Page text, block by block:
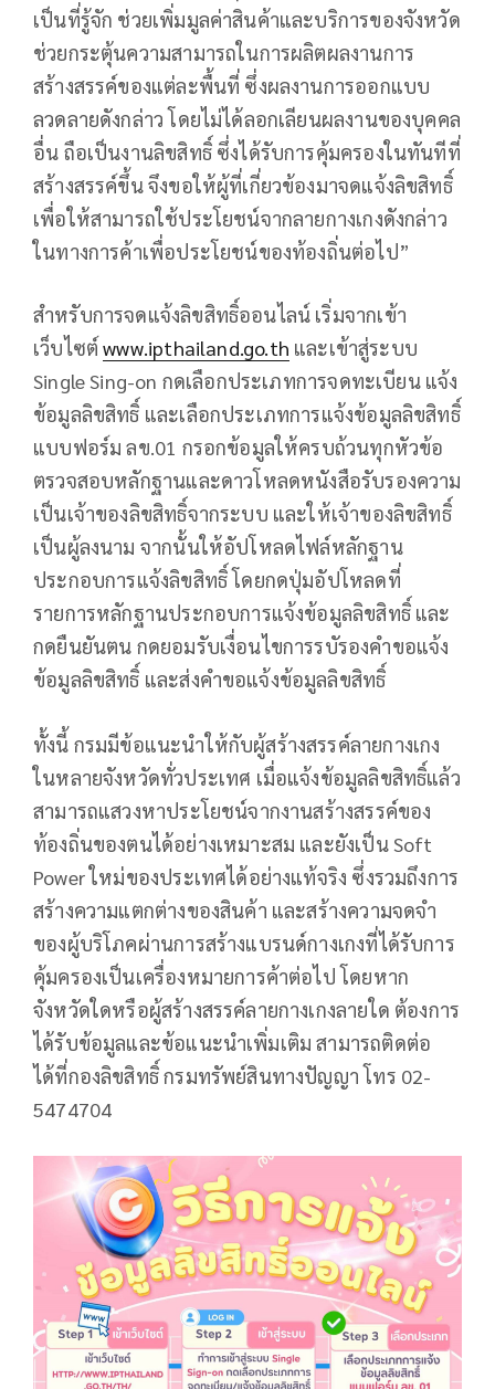
เป็นที่รู้จัก ช่วยเพิ่มมูลค่าสินค้าและบริการของจังหวัด
ช่วยกระตุ้นความสามารถในการผลิตผลงานการ
สร้างสรรค์ของแต่ละพื้นที่ ซึ่งผลงานการออกแบบ
ลวดลายดังกล่าว โดยไม่ได้ลอกเลียนผลงานของบุคคล
อื่น ถือเป็นงานลิขสิทธิ์ ซึ่งได้รับการคุ้มครองในทันทีที่
สร้างสรรค์ขึ้น จึงขอให้ผู้ที่เกี่ยวข้องมาจดแจ้งลิขสิทธิ์
เพื่อให้สามารถใช้ประโยชน์จากลายกางเกงดังกล่าว
ในทางการค้าเพื่อประโยชน์ของท้องถิ่นต่อไป”
สำหรับการจดแจ้งลิขสิทธิ์ออนไลน์ เริ่มจากเข้า
เว็บไซต์www.ipthailand.go.th และเข้าสู่ระบบ
Single Sing-on กดเลือกประเภทการจดทะเบียน แจ้ง
ข้อมูลลิขสิทธิ์ และเลือกประเภทการแจ้งข้อมูลลิขสิทธิ์
แบบฟอร์ม ลข.01 กรอกข้อมูลให้ครบถ้วนทุกหัวข้อ
ตรวจสอบหลักฐานและดาวโหลดหนังสือรับรองความ
เป็นเจ้าของลิขสิทธิ์จากระบบ และให้เจ้าของลิขสิทธิ์
เป็นผู้ลงนาม จากนั้นให้อัปโหลดไฟล์หลักฐาน
ประกอบการแจ้งลิขสิทธิ์ โดยกดปุ่มอัปโหลดที่
รายการหลักฐานประกอบการแจ้งข้อมูลลิขสิทธิ์ และ
กดยืนยันตน กดยอมรับเงื่อนไขการรบัรองคำขอแจ้ง
ข้อมูลลิขสิทธิ์ และส่งคำขอแจ้งข้อมูลลิขสิทธิ์
ทั้งนี้ กรมมีข้อแนะนำให้กับผู้สร้างสรรค์ลายกางเกง
ในหลายจังหวัดทั่วประเทศ เมื่อแจ้งข้อมูลลิขสิทธิ์แล้ว
สามารถแสวงหาประโยชน์จากงานสร้างสรรค์ของ
ท้องถิ่นของตนได้อย่างเหมาะสม และยังเป็น Soft
Power ใหม่ของประเทศได้อย่างแท้จริง ซึ่งรวมถึงการ
สร้างความแตกต่างของสินค้า และสร้างความจดจำ
ของผู้บริโภคผ่านการสร้างแบรนด์กางเกงที่ได้รับการ
คุ้มครองเป็นเครื่องหมายการค้าต่อไป โดยหาก
จังหวัดใดหรือผู้สร้างสรรค์ลายกางเกงลายใด ต้องการ
ได้รับข้อมูลและข้อแนะนำเพิ่มเติม สามารถติดต่อ
ได้ที่กองลิขสิทธิ์ กรมทรัพย์สินทางปัญญา โทร 02-
5474704